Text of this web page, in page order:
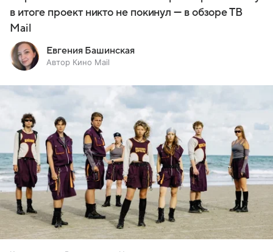
в итоге проект никто не покинул — в обзоре ТВ
Mail
Евгения Башинская
Автор Кино Mail